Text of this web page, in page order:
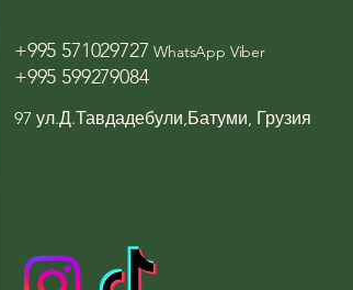
+995 571029727WhatsApp Viber
+995 599279084
97 ул.Д.Тавдадебули,Батуми, Грузия